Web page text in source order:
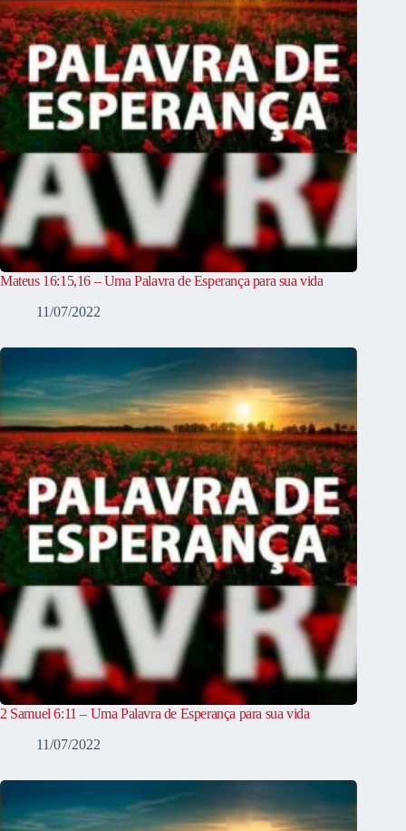
Mateus 16:15,16 – Uma Palavra de Esperança para sua vida
11/07/2022
2 Samuel 6:11 – Uma Palavra de Esperança para sua vida
11/07/2022